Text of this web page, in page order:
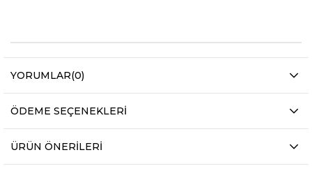
YORUMLAR(0)
ÖDEME SEÇENEKLERI
ÜRÜN ÖNERILERI